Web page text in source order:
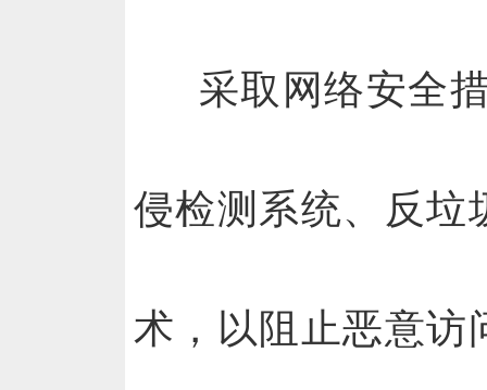
采取网络安全
侵检测系统、反垃
术，以阻止恶意访